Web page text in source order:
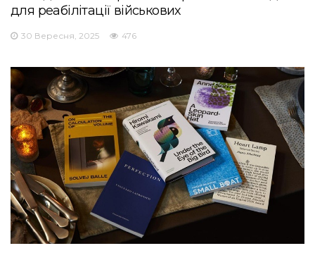
для реабілітації військових
30 Вересня, 2025 476